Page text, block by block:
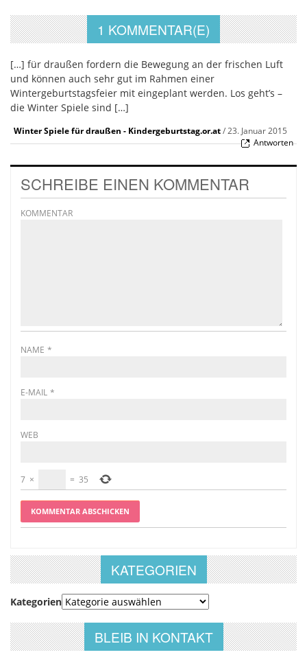
1 KOMMENTAR(E)
[…] für draußen fordern die Bewegung an der frischen Luft
und können auch sehr gut im Rahmen einer
Wintergeburtstagsfeier mit eingeplant werden. Los geht’s –
die Winter Spiele sind […]
Winter Spiele für draußen - Kindergeburtstag.or.at/23. Januar 2015
Antworten
SCHREIBE EINEN KOMMENTAR
KOMMENTAR
NAME *
E-MAIL *
WEB
7 × = 35
KATEGORIEN
Kategorien
BLEIB IN KONTAKT